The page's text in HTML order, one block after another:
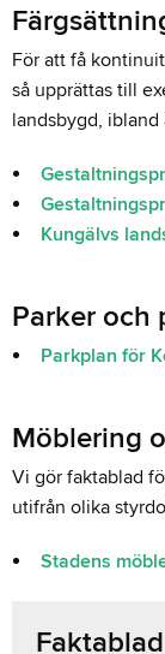
För att få
så upprättas till
landsbygd,
Kungälvs
Parker och
Parkplan för
Möblering
Vi gör faktablad
utifrån olika
Stadens